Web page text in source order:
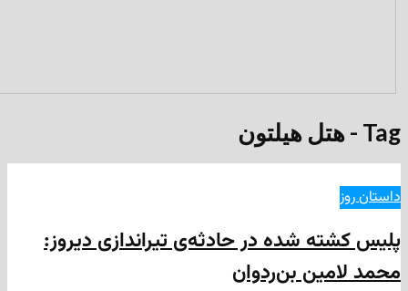
شده در حادثه‌ی تیراندازی دیروز:
بن‌ردوان